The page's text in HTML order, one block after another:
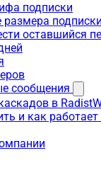
подписки
размера
оставшийся
сообщения
в
и как